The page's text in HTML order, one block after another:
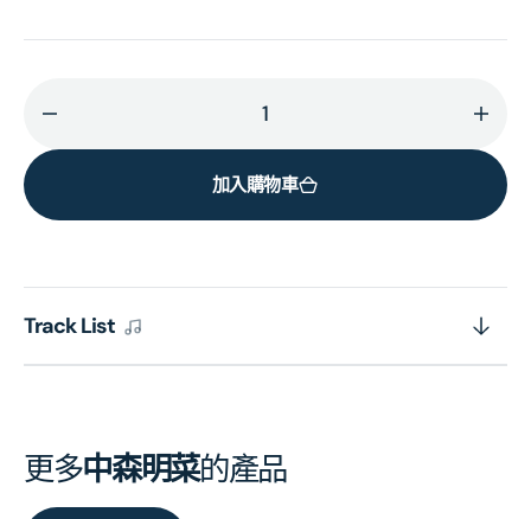
hope
バ
ラ
ー
ル
バ
增
加
hope
バ
ラ
ー
加入購物車
Track List
更多中森明菜的產品